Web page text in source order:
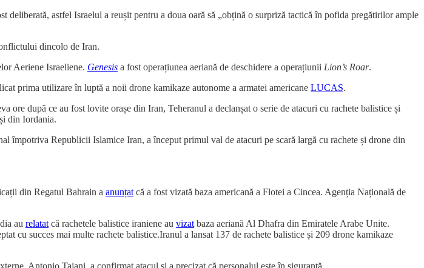
deliberată, astfel Israelul a reușit pentru a doua oară să „obțină o surpriză tactică în pofida pregătirilor ample
dincolo de Iran.
Aeriene Israeliene. Genesis a fost operațiunea aeriană de deschidere a operațiunii Lion’s Roar.
prima utilizare în luptă a noii drone kamikaze autonome a armatei americane LUCAS.
ore după ce au fost lovite orașe din Iran, Teheranul a declanșat o serie de atacuri cu rachete balistice și
din Iordania.
împotriva Republicii Islamice Iran, a început primul val de atacuri pe scară largă cu rachete și drone din
din Regatul Bahrain a anunțat că a fost vizată baza americană a Flotei a Cincea. Agenția Națională de
au relatat că rachetele balistice iraniene au vizat baza aeriană Al Dhafra din Emiratele Arabe Unite.
cu succes mai multe rachete balistice.Iranul a lansat 137 de rachete balistice și 209 drone kamikaze
Antonio Tajani, a confirmat atacul și a precizat că personalul este în siguranță.